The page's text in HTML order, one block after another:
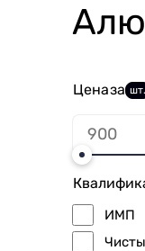
Ценаза шт.
ИМП